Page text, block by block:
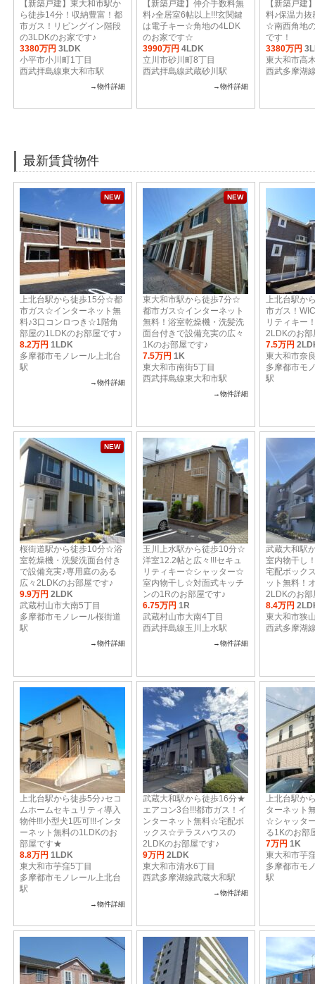
【新築戸建】東大和市駅か
ら徒歩14分！収納豊富！都
市ガス！リビングイン階段
の3LDKのお家です♪
3380万円 3LDK
小平市小川町1丁目
西武拝島線東大和市駅
→物件詳細
【新築戸建】仲介手数料無
料♪全居室6帖以上!!!玄関鍵
は電子キー☆角地の4LDK
のお家です☆
3990万円 4LDK
立川市砂川町8丁目
西武拝島線武蔵砂川駅
→物件詳細
【新築戸建
料♪保温力抜
☆南西角地
です！
3380万円
東大和市高
西武多摩湖
最新賃貸物件
NEW
上北台駅から徒歩15分☆都
市ガス☆インターネット無
料♪3口コンロつき☆1階角
部屋の1LDKのお部屋です♪
8.2万円 1LDK
多摩都市モノレール上北台
駅
→物件詳細
NEW
東大和市駅から徒歩7分☆
都市ガス☆インターネット
無料！浴室乾燥機・洗髪洗
面台付きで設備充実の広々
1Kのお部屋です♪
7.5万円 1K
東大和市南街5丁目
西武拝島線東大和市駅
→物件詳細
上北台駅か
市ガス！
リティキー
2LDKのお部
7.5万円
東大和市奈
多摩都市モ
駅
NEW
桜街道駅から徒歩10分☆浴
室乾燥機・洗髪洗面台付き
で設備充実♪専用庭のある
広々2LDKのお部屋です♪
9.9万円 2LDK
武蔵村山市大南5丁目
多摩都市モノレール桜街道
駅
→物件詳細
玉川上水駅から徒歩10分☆
洋室12.2帖と広々!!!セキュ
リティキー☆シャッター☆
室内物干し☆対面式キッチ
ンの1Rのお部屋です♪
6.75万円 1R
武蔵村山市大南4丁目
西武拝島線玉川上水駅
→物件詳細
武蔵大和駅
室内物干し
宅配ボック
ット無料！
2LDKのお部
8.4万円
東大和市狭
西武多摩湖
上北台駅から徒歩5分♪セコ
ムホームセキュリティ導入
物件!!!小型犬1匹可!!!インタ
ーネット無料の1LDKのお
部屋です★
8.8万円 1LDK
東大和市芋窪5丁目
多摩都市モノレール上北台
駅
→物件詳細
武蔵大和駅から徒歩16分★
エアコン3台!!!都市ガス！イ
ンターネット無料☆宅配ボ
ックス☆テラスハウスの
2LDKのお部屋です♪
9万円 2LDK
東大和市清水6丁目
西武多摩湖線武蔵大和駅
→物件詳細
上北台駅か
ターネット
☆シャッタ
る1Kのお部
7万円 1K
東大和市芋
多摩都市モ
駅